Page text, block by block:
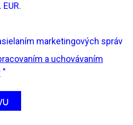
marketingových správ
a uchovávaním
*